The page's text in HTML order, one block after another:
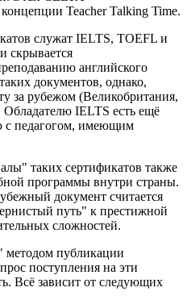
Teacher Talking Time.
служат IELTS, TOEFL и
скрывается
английского
документов, однако,
за рубежом (Великобритания,
IELTS есть ещё
с педагогом, имеющим
таких сертификатов также
программы внутри страны.
документ считается
путь" к престижной
сложностей.
методом публикации
поступления на эти
Всё зависит от следующих